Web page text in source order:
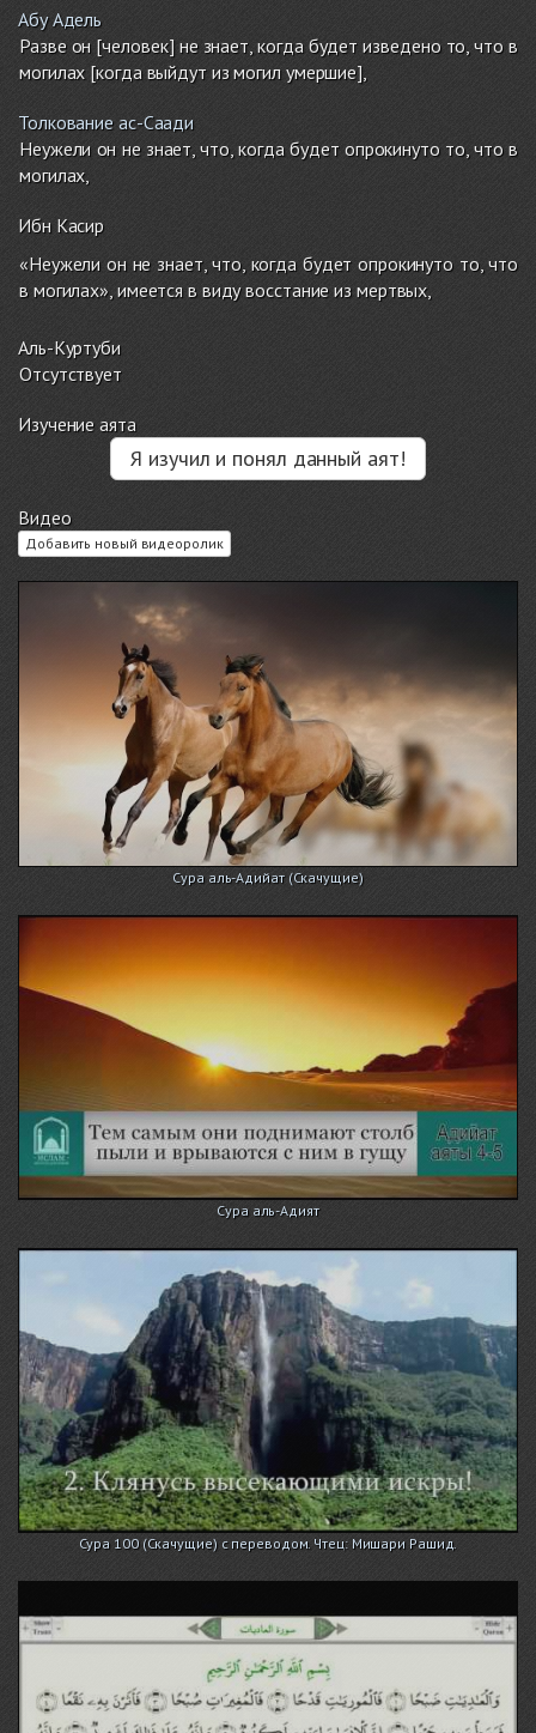
Абу Адель
Разве он [человек] не знает, когда будет изведено то, что в
могилах [когда выйдут из могил умершие],
Толкование ас-Саади
Неужели он не знает, что, когда будет опрокинуто то, что в
могилах,
Ибн Касир
«Неужели он не знает, что, когда будет опрокинуто то, что
в могилах», имеется в виду восстание из мертвых,
Аль-Куртуби
Отсутствует
Изучение аята
Я изучил и понял данный аят!
Видео
Добавить новый видеоролик
Сура аль-Адийат (Скачущие)
Сура аль-Адият
Сура 100 (Скачущие) с переводом. Чтец: Мишари Рашид.